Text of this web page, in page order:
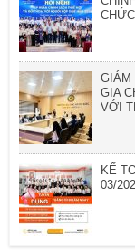
CHỨC
GIÁM
GIA
VỚI
KẾ
03/